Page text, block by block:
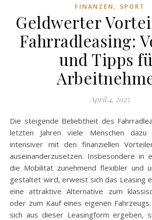
FINANZEN , SPORT
Geldwerter
Fahrradleasing:
und Tipps
April 4, 2025
Die steigende Beliebtheit des Fahrradleasings hat in den
letzten Jahren viele Menschen dazu
intensiver mit den finanziellen
auseinanderzusetzen. Insbesondere in
die Mobilität zunehmend flexibler und
gestaltet wird, erweist sich das Leasing
eine attraktive Alternative zum
oder zum Kauf eines eigenen
sich aus dieser Leasingform ergeben,